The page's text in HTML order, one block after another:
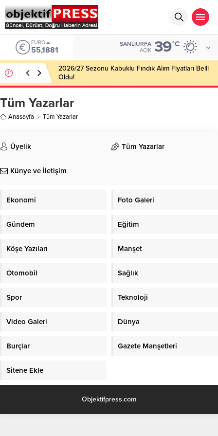
EURO
55,1881
ŞANLIURFA
AÇIK 39°C
2026/27 Sezonu Kabuklu Fındık Alım Fiyatları Belli
Oldu!
Tüm Yazarlar
Anasayfa Tüm Yazarlar
Üyelik Tüm Yazarlar
Künye ve İletişim
Ekonomi Foto Galeri
Gündem Eğitim
Köşe Yazıları Manşet
Otomobil Sağlık
Spor Teknoloji
Video Galeri Dünya
Burçlar Gazete Manşetleri
Sitene Ekle
Objektifpress.com